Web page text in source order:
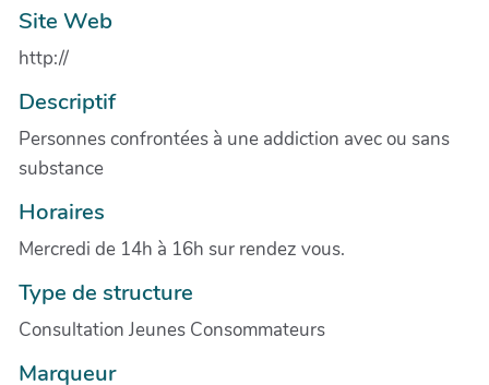
Site Web
http://
Descriptif
Personnes confrontées à une addiction avec ou sans
substance
Horaires
Mercredi de 14h à 16h sur rendez vous.
Type de structure
Consultation Jeunes Consommateurs
Marqueur